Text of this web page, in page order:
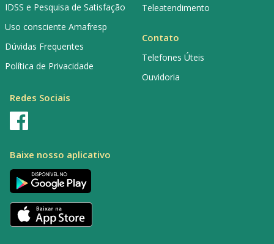
IDSS e Pesquisa de Satisfação
Uso consciente Amafresp
Dúvidas Frequentes
Política de Privacidade
Teleatendimento
Contato
Telefones Úteis
Ouvidoria
Redes Sociais
Baixe nosso aplicativo